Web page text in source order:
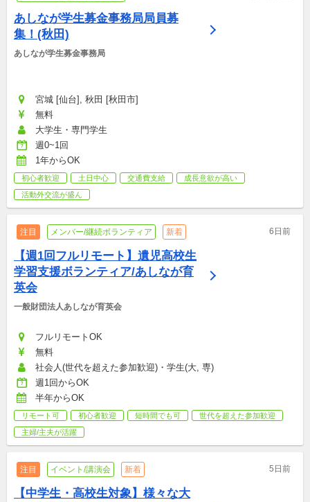
あしなが学生募金事務局局員募
集！(秋田)
あしなが学生募金事務局
宮城 [仙台], 秋田 [秋田市]
無料
大学生・専門学生
週0~1回
1年からOK
初心者歓迎 土日中心 交通費支給
成長意欲が高い
活動外交流が盛ん
注目 メンバー/継続ボランティア 新着 6日前
【週1回フルリモート】遺児高校生
学習支援ボランティア/あしなが育
英会
一般財団法人あしなが育英会
フルリモートOK
無料
社会人(世代を超えた参加歓迎)・学生(大, 専)
週1回からOK
半年からOK
リモート可 初心者歓迎 短時間でも可
世代を超えた参加歓迎
主婦/主夫が活躍
注目 イベント/講演会 新着 5日前
【中学生・高校生対象】様々な大